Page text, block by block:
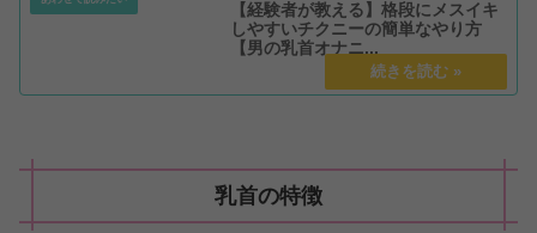
【経験者が教える】格段にメスイキ
しやすいチクニーの簡単なやり方
【男の乳首オナニ...
乳首の特徴